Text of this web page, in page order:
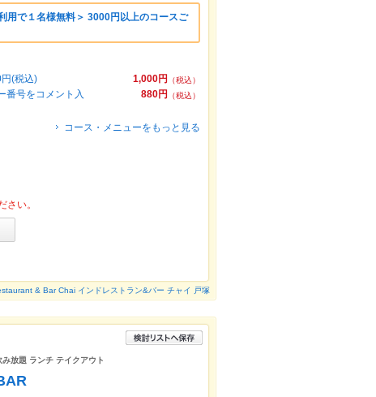
用で１名様無料＞ 3000円以上のコースご
1,000円
（税込）
(税込)
880円
（税込）
番号をコメント入
コース・メニューをもっと見る
さい。
& Bar Chai インドレストラン&バー チャイ 戸塚
放題 ランチ テイクアウト